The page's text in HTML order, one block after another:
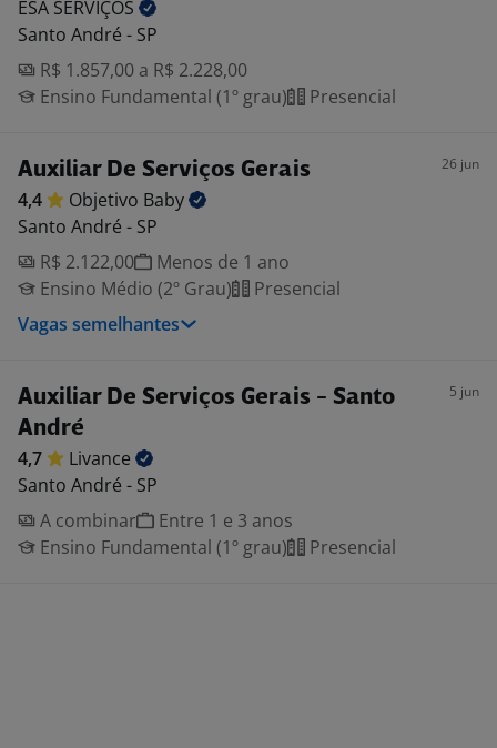
ESA SERVIÇOS
Santo André - SP
R$ 1.857,00 a R$ 2.228,00
Ensino Fundamental (1º grau)
Presencial
Auxiliar De Serviços Gerais 26 jun
4,4 Objetivo Baby
Santo André - SP
R$ 2.122,00
Menos de 1 ano
Ensino Médio (2º Grau)
Presencial
Vagas semelhantes
Auxiliar De Serviços Gerais - Santo
André
5 jun
4,7
Livance
Santo André - SP
A combinar
Entre 1 e 3 anos
Ensino Fundamental (1º grau)
Presencial